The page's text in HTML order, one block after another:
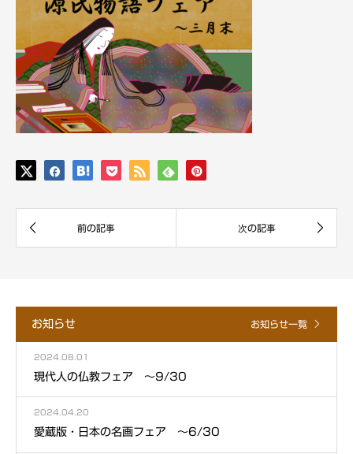
お知らせ お知らせ一覧
2024.08.01
現代人の仏教フェア ～9/30
2024.04.20
愛蔵版・日本の名画フェア ～6/30